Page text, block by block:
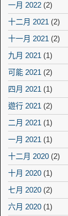
一月 2022 (2)
十二月 2021 (2)
十一月 2021 (2)
九月 2021 (1)
可能 2021 (2)
四月 2021 (1)
遊行 2021 (2)
二月 2021 (1)
一月 2021 (1)
十二月 2020 (2)
十月 2020 (1)
七月 2020 (2)
六月 2020 (1)